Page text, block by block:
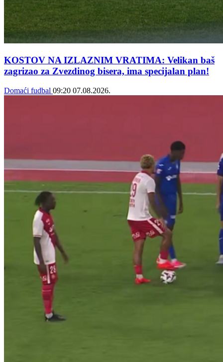
KOSTOV NA IZLAZNIM VRATIMA: Velikan baš
zagrizao za Zvezdinog bisera, ima specijalan plan!
Domaći fudbal 09:20 07.08.2026.